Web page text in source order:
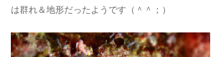
は群れ＆地形だったようです（＾＾；）